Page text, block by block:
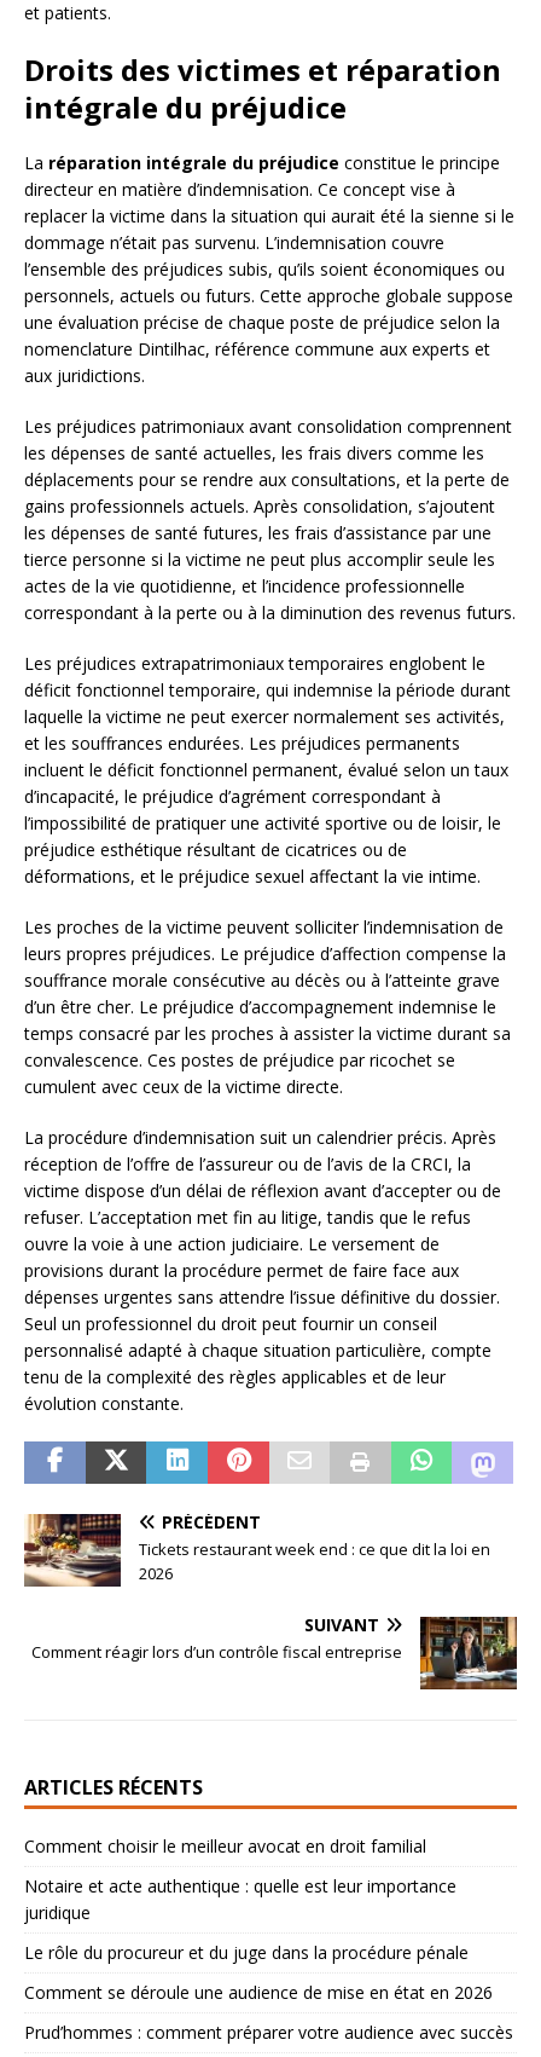
et patients.
Droits des victimes et réparation
intégrale du préjudice
La réparation intégrale du préjudice constitue le principe
directeur en matière d’indemnisation. Ce concept vise à
replacer la victime dans la situation qui aurait été la sienne si le
dommage n’était pas survenu. L’indemnisation couvre
l’ensemble des préjudices subis, qu’ils soient économiques ou
personnels, actuels ou futurs. Cette approche globale suppose
une évaluation précise de chaque poste de préjudice selon la
nomenclature Dintilhac, référence commune aux experts et
aux juridictions.
Les préjudices patrimoniaux avant consolidation comprennent
les dépenses de santé actuelles, les frais divers comme les
déplacements pour se rendre aux consultations, et la perte de
gains professionnels actuels. Après consolidation, s’ajoutent
les dépenses de santé futures, les frais d’assistance par une
tierce personne si la victime ne peut plus accomplir seule les
actes de la vie quotidienne, et l’incidence professionnelle
correspondant à la perte ou à la diminution des revenus futurs.
Les préjudices extrapatrimoniaux temporaires englobent le
déficit fonctionnel temporaire, qui indemnise la période durant
laquelle la victime ne peut exercer normalement ses activités,
et les souffrances endurées. Les préjudices permanents
incluent le déficit fonctionnel permanent, évalué selon un taux
d’incapacité, le préjudice d’agrément correspondant à
l’impossibilité de pratiquer une activité sportive ou de loisir, le
préjudice esthétique résultant de cicatrices ou de
déformations, et le préjudice sexuel affectant la vie intime.
Les proches de la victime peuvent solliciter l’indemnisation de
leurs propres préjudices. Le préjudice d’affection compense la
souffrance morale consécutive au décès ou à l’atteinte grave
d’un être cher. Le préjudice d’accompagnement indemnise le
temps consacré par les proches à assister la victime durant sa
convalescence. Ces postes de préjudice par ricochet se
cumulent avec ceux de la victime directe.
La procédure d’indemnisation suit un calendrier précis. Après
réception de l’offre de l’assureur ou de l’avis de la CRCI, la
victime dispose d’un délai de réflexion avant d’accepter ou de
refuser. L’acceptation met fin au litige, tandis que le refus
ouvre la voie à une action judiciaire. Le versement de
provisions durant la procédure permet de faire face aux
dépenses urgentes sans attendre l’issue définitive du dossier.
Seul un professionnel du droit peut fournir un conseil
personnalisé adapté à chaque situation particulière, compte
tenu de la complexité des règles applicables et de leur
évolution constante.
PRÉCÉDENT
Tickets restaurant week end : ce que dit la loi en
2026
SUIVANT
Comment réagir lors d’un contrôle fiscal entreprise
ARTICLES RÉCENTS
Comment choisir le meilleur avocat en droit familial
Notaire et acte authentique : quelle est leur importance
juridique
Le rôle du procureur et du juge dans la procédure pénale
Comment se déroule une audience de mise en état en 2026
Prud’hommes : comment préparer votre audience avec succès